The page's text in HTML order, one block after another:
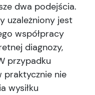
dwa podejścia.
uzależniony jest
współpracy
diagnozy,
przypadku
praktycznie nie
wysiłku